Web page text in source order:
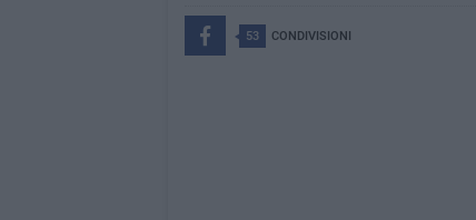
53 CONDIVISIONI